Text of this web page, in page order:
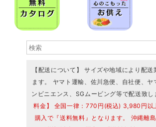
【配送について】 サイズや地域により配送
ます。 ヤマト運輸、佐川急便、自社便、ヤ
ンビニエンス、SGムービング等で配送致し
料金】 全国一律：770円(税込) 3,980円以
購入で『送料無料』となります。 沖縄離